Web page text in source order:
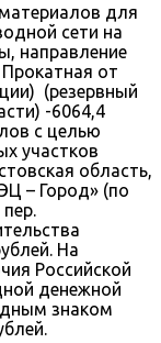
для
сети на
направление
от
(резервный
-6064,4
с целью
участков
область,
– Город» (по
На
Российской
денежной
знаком